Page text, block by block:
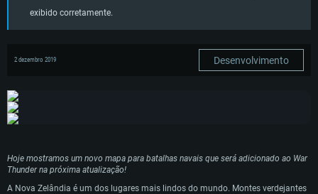
exibido corretamente.
2 dezembro 2019 Desenvolvimento
Hoje mostramos um novo mapa para batalhas navais que será adicionado ao War
Thunder na próxima atualização!
A Nova Zelândia é um dos lugares mais lindos do mundo. Montes verdejantes